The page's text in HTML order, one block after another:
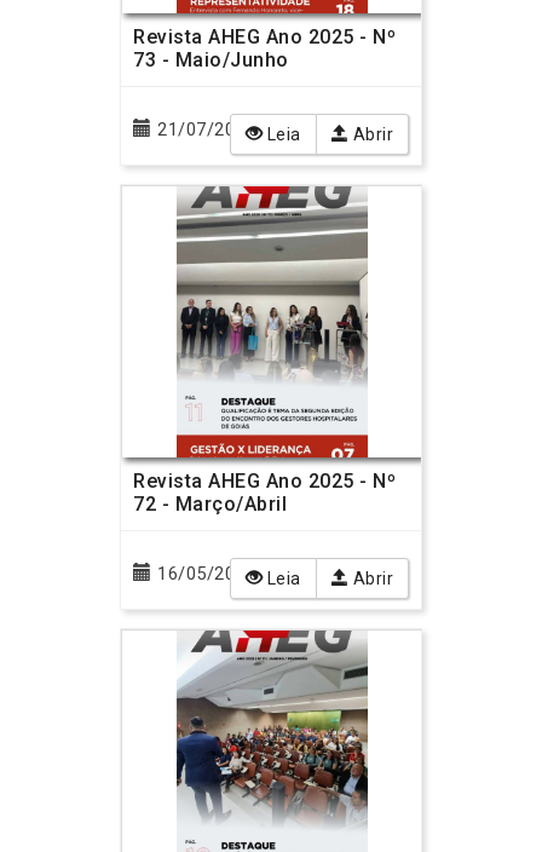
Revista AHEG Ano 2025 - Nº
73 - Maio/Junho
21/07/2025 Leia Abrir
Revista AHEG Ano 2025 - Nº
72 - Março/Abril
16/05/2025 Leia Abrir